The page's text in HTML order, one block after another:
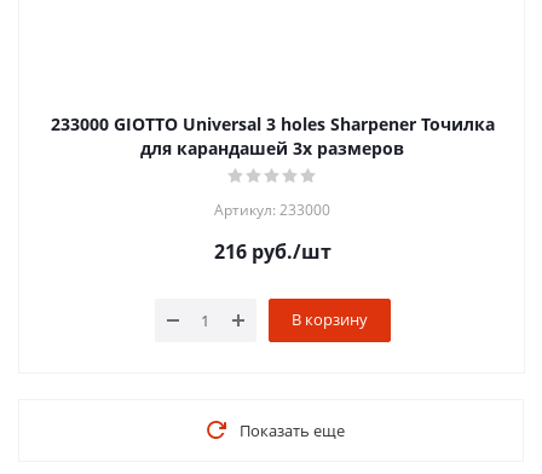
233000 GIOTTO Universal 3 holes Sharpener Точилка
для карандашей 3х размеров
Артикул: 233000
216руб./шт
В корзину
Показать еще